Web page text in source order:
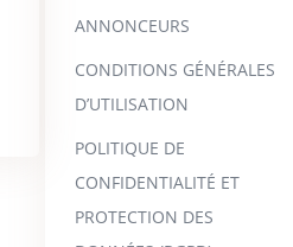
ANNONCEURS
CONDITIONS GÉNÉRALES
D’UTILISATION
POLITIQUE DE
CONFIDENTIALITÉ ET
PROTECTION DES